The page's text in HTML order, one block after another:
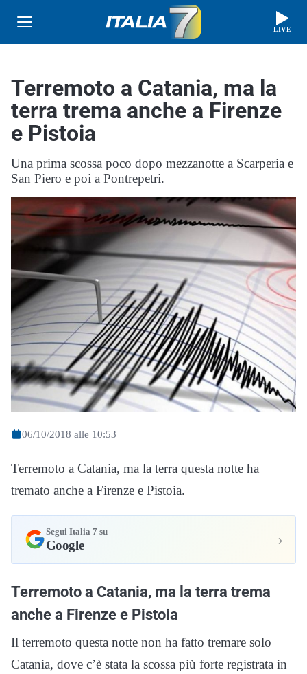
LIVE
Terremoto a Catania, ma la
terra trema anche a Firenze
e Pistoia
Una prima scossa poco dopo mezzanotte a Scarperia e
San Piero e poi a Pontrepetri.
06/10/2018 alle 10:53
Terremoto a Catania, ma la terra questa notte ha
tremato anche a Firenze e Pistoia.
Segui Italia 7 su
Google ›
Terremoto a Catania, ma la terra trema
anche a Firenze e Pistoia
Il terremoto questa notte non ha fatto tremare solo
Catania, dove c’è stata la scossa più forte registrata in